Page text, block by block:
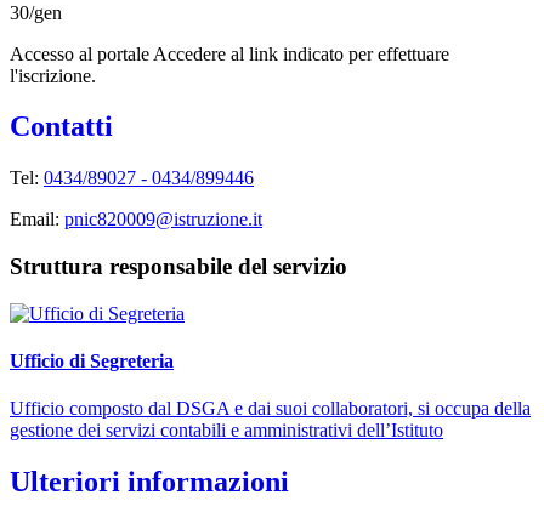
30/gen
Accesso al portale Accedere al link indicato per effettuare
l'iscrizione.
Contatti
Tel: 0434/89027 - 0434/899446
Email: pnic820009@istruzione.it
Struttura responsabile del servizio
Ufficio di Segreteria
Ufficio composto dal DSGA e dai suoi collaboratori, si occupa della
gestione dei servizi contabili e amministrativi dell’Istituto
Ulteriori informazioni